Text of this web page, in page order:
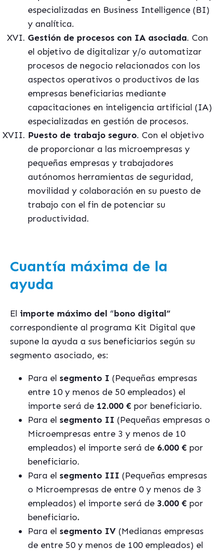
especializadas en Business Intelligence (BI)
y analítica.
Gestión de procesos con IA asociada. Con
el objetivo de digitalizar y/o automatizar
procesos de negocio relacionados con los
aspectos operativos o productivos de las
empresas beneficiarias mediante
capacitaciones en inteligencia artificial (IA)
especializadas en gestión de procesos.
Puesto de trabajo seguro. Con el objetivo
de proporcionar a las microempresas y
pequeñas empresas y trabajadores
autónomos herramientas de seguridad,
movilidad y colaboración en su puesto de
trabajo con el fin de potenciar su
productividad.
Cuantía máxima de la
ayuda
El importe máximo del “bono digital”
correspondiente al programa Kit Digital que
supone la ayuda a sus beneficiarios según su
segmento asociado, es:
Para el segmento I (Pequeñas empresas
entre 10 y menos de 50 empleados) el
importe será de 12.000 € por beneficiario.
Para el segmento II (Pequeñas empresas o
Microempresas entre 3 y menos de 10
empleados) el importe será de 6.000 € por
beneficiario.
Para el segmento III (Pequeñas empresas
o Microempresas de entre 0 y menos de 3
empleados) el importe será de 3.000 € por
beneficiario.
Para el segmento IV (Medianas empresas
de entre 50 y menos de 100 empleados) el